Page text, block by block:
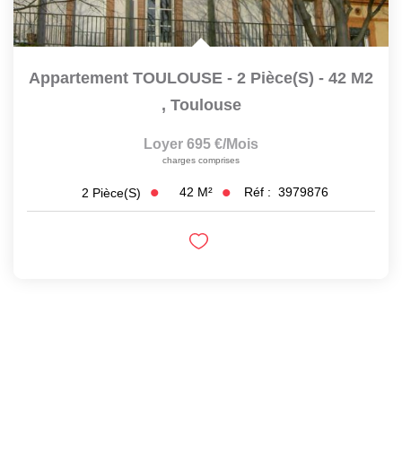
Appartement TOULOUSE - 2 Pièce(s) - 42 M2
, Toulouse
Loyer 695 €/mois
charges comprises
2 Pièce(s) 42 M² Réf : 3979876